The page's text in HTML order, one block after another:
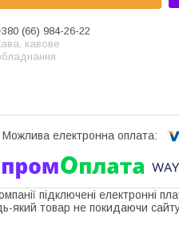
(66) 984-26-22
кавове
підключені електронні
який товар не покидаючи